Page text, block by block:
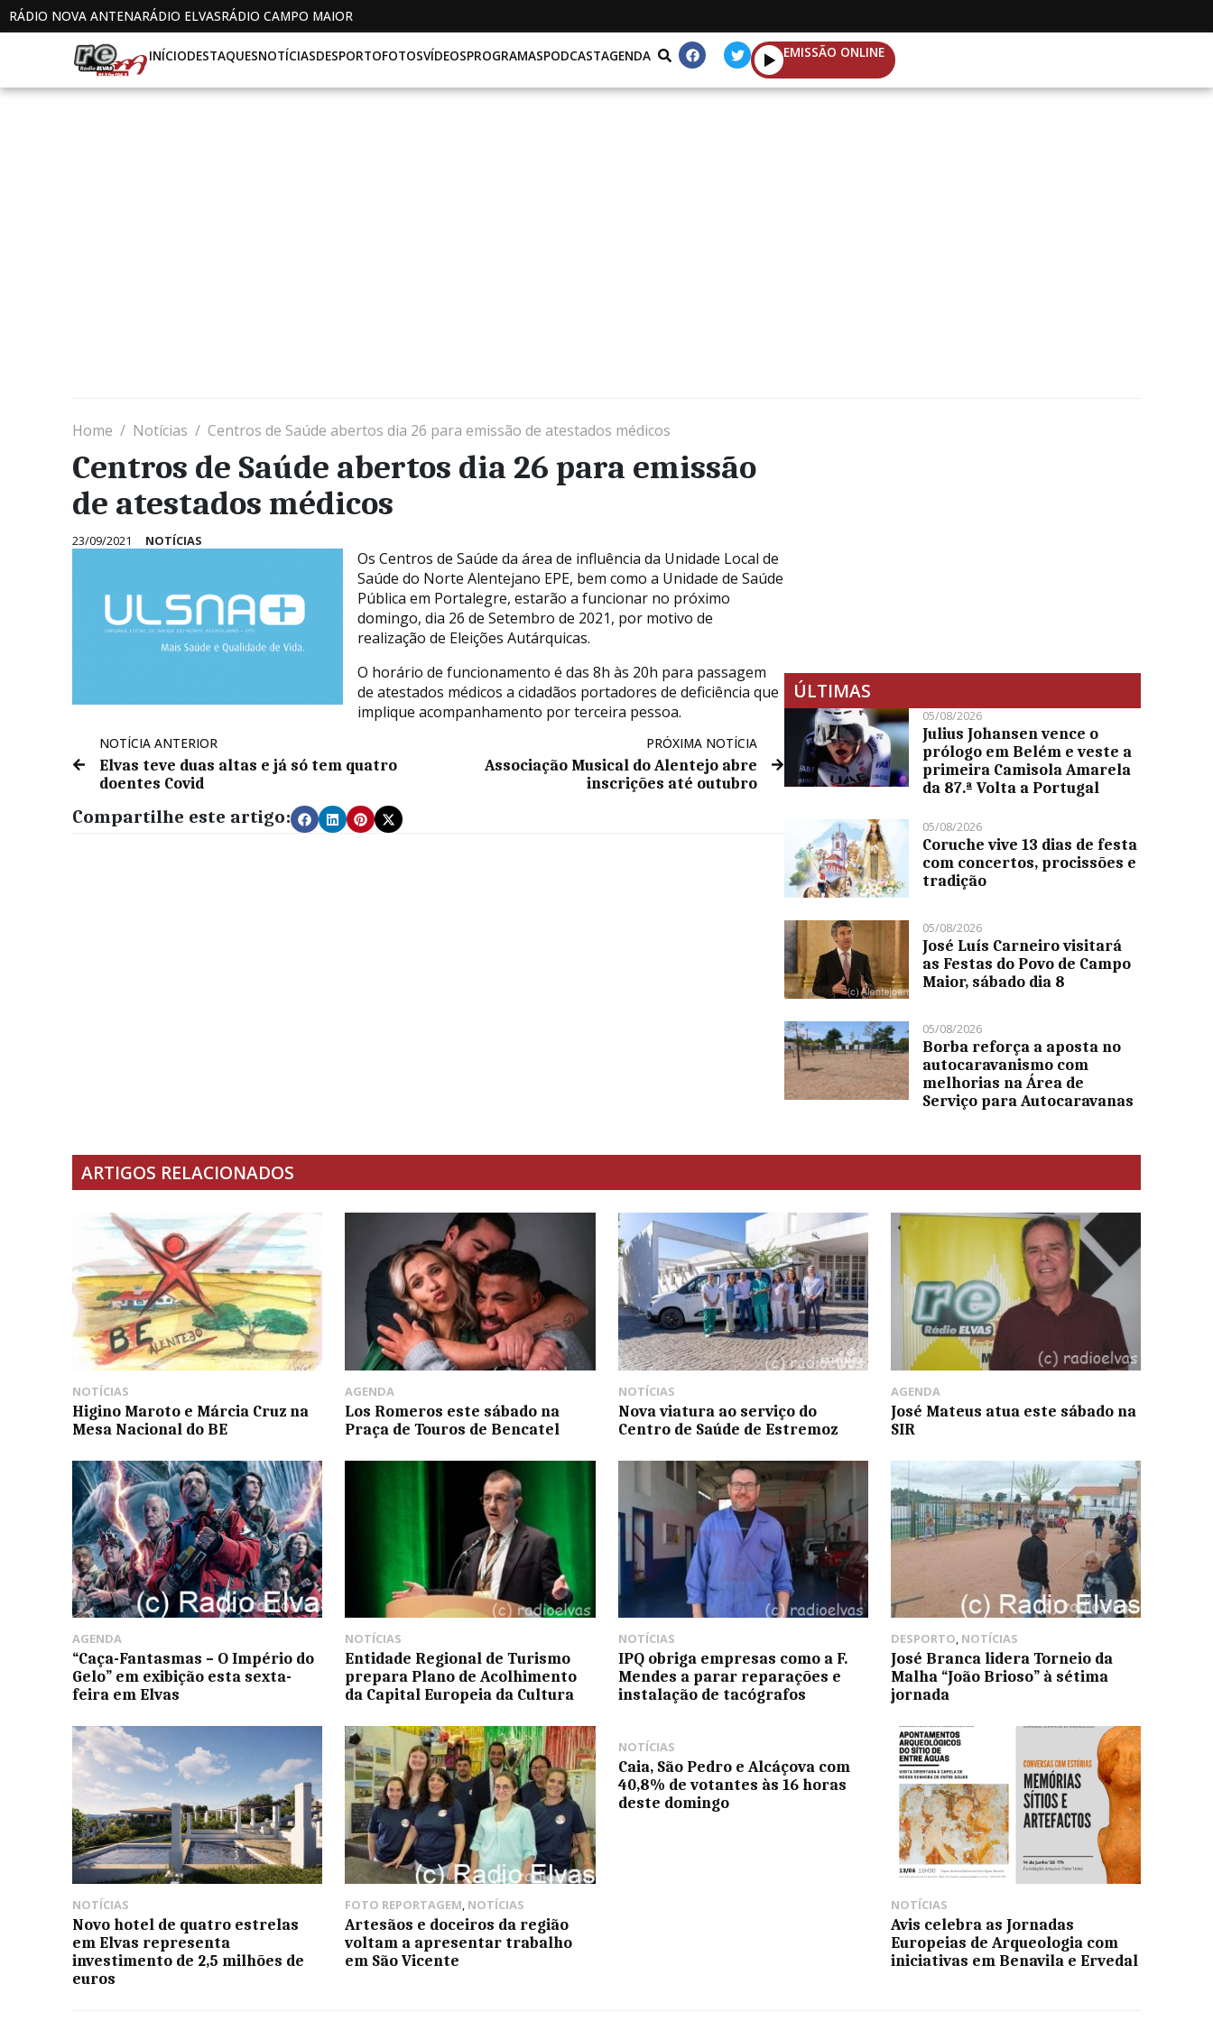
RÁDIO NOVA ANTENARÁDIO ELVASRÁDIO CAMPO MAIOR
INÍCIODESTAQUESNOTÍCIASDESPORTOFOTOSVÍDEOSPROGRAMASPODCASTAGENDA EMISSÃO ONLINE
Home Notícias Centros de Saúde abertos dia 26 para emissão de atestados médicos
Centros de Saúde abertos dia 26 para emissão
de atestados médicos
23/09/2021 NOTÍCIAS
Os Centros de Saúde da área de influência da Unidade Local de
Saúde do Norte Alentejano EPE, bem como a Unidade de Saúde
Pública em Portalegre, estarão a funcionar no próximo
domingo, dia 26 de Setembro de 2021, por motivo de
realização de Eleições Autárquicas.
O horário de funcionamento é das 8h às 20h para passagem
de atestados médicos a cidadãos portadores de deficiência que
implique acompanhamento por terceira pessoa.
NOTÍCIA ANTERIOR
Elvas teve duas altas e já só tem quatro
doentes Covid
PRÓXIMA NOTÍCIA
Associação Musical do Alentejo abre
inscrições até outubro
Compartilhe este artigo:
ÚLTIMAS
05/08/2026
Julius Johansen vence o
prólogo em Belém e veste a
primeira Camisola Amarela
da 87.ª Volta a Portugal
05/08/2026
Coruche vive 13 dias de festa
com concertos, procissões e
tradição
05/08/2026
José Luís Carneiro visitará
as Festas do Povo de Campo
Maior, sábado dia 8
05/08/2026
Borba reforça a aposta no
autocaravanismo com
melhorias na Área de
Serviço para Autocaravanas
ARTIGOS RELACIONADOS
NOTÍCIAS
Higino Maroto e Márcia Cruz na
Mesa Nacional do BE
AGENDA
Los Romeros este sábado na
Praça de Touros de Bencatel
NOTÍCIAS
Nova viatura ao serviço do
Centro de Saúde de Estremoz
AGENDA
José Mateus atua este sábado na
SIR
AGENDA
“Caça-Fantasmas – O Império do
Gelo” em exibição esta sexta-
feira em Elvas
NOTÍCIAS
Entidade Regional de Turismo
prepara Plano de Acolhimento
da Capital Europeia da Cultura
NOTÍCIAS
IPQ obriga empresas como a F.
Mendes a parar reparações e
instalação de tacógrafos
DESPORTO, NOTÍCIAS
José Branca lidera Torneio da
Malha “João Brioso” à sétima
jornada
NOTÍCIAS
Novo hotel de quatro estrelas
em Elvas representa
investimento de 2,5 milhões de
euros
FOTO REPORTAGEM, NOTÍCIAS
Artesãos e doceiros da região
voltam a apresentar trabalho
em São Vicente
NOTÍCIAS
Caia, São Pedro e Alcáçova com
40,8% de votantes às 16 horas
deste domingo
NOTÍCIAS
Avis celebra as Jornadas
Europeias de Arqueologia com
iniciativas em Benavila e Ervedal